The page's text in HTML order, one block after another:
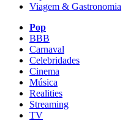
Viagem & Gastronomia
Pop
BBB
Carnaval
Celebridades
Cinema
Música
Realities
Streaming
TV